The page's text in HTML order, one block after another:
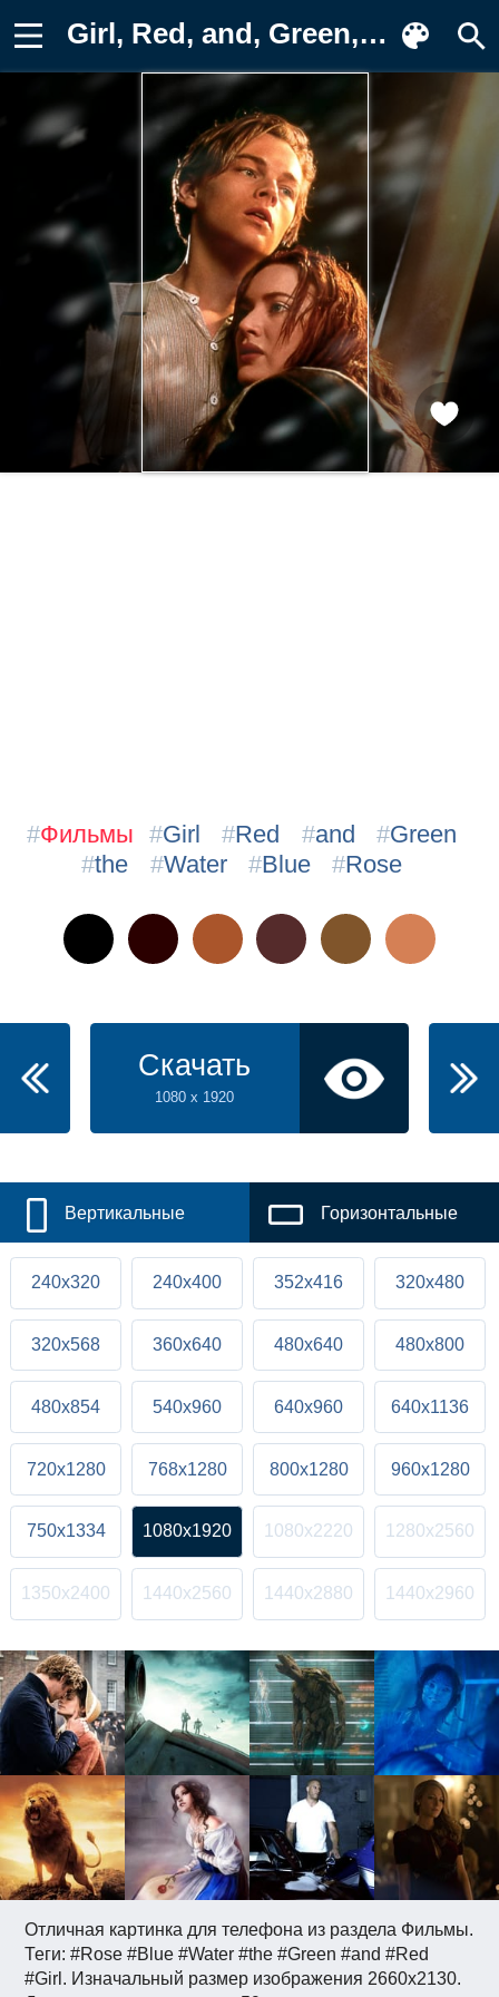
Girl, Red, and, Green, the, Water Фотография
Отличная картинка для телефона из раздела Фильмы.
Теги: #Rose #Blue #Water #the #Green #and #Red
#Girl. Изначальный размер изображения 2660x2130.
#Фильмы #Girl #Red #and #Green
#the #Water #Blue #Rose
Скачать
1080 x 1920
Вертикальные Горизонтальные
240x320 240x400 352x416 320x480
320x568 360x640 480x640 480x800
480x854 540x960 640x960 640x1136
720x1280 768x1280 800x1280 960x1280
750x1334 1080x1920 1080x2220 1280x2560
1350x2400 1440x2560 1440x2880 1440x2960